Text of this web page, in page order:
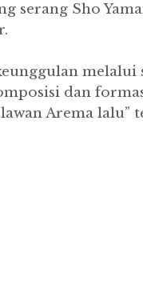
serang Sho
melalui
dan
Arema lalu”